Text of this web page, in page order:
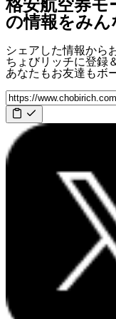
格安航空券モ
の情報をみん
シェアした情報から
ちょびリッチに登録
あなたもお友達もボ